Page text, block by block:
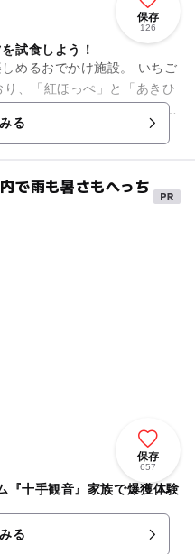
保存
126
試食しよう！
おでかけ施設。 いちご
、「紅ほっぺ」と「あきひ
な
る
で雨も暑さもへっち
保存
657
『十手観音』家族で爆獲体験
る